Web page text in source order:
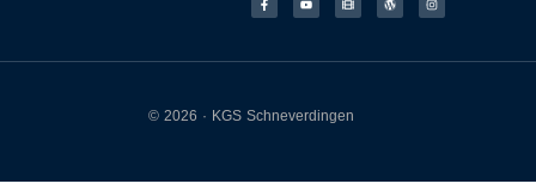
© 2026 · KGS Schneverdingen